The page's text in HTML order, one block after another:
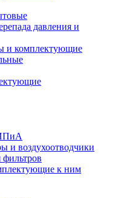
давления и
и комплектующие
и воздухоотводчики
к ним